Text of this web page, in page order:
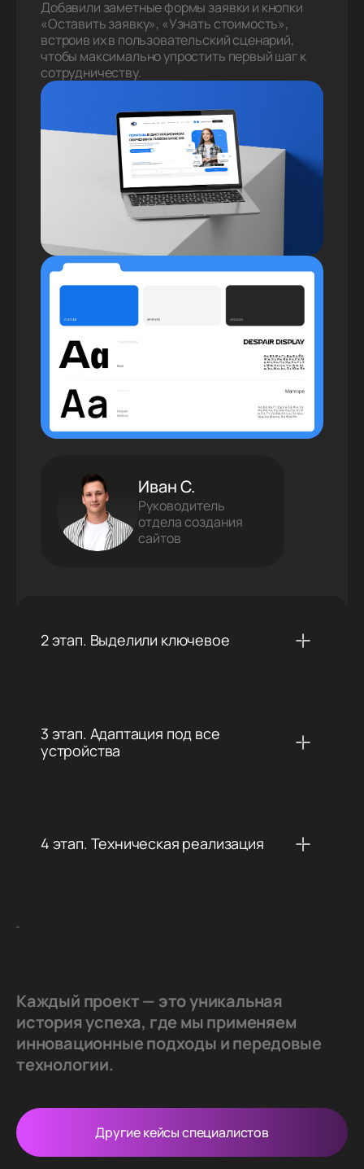
Добавили заметные формы заявки и кнопки
«Оставить заявку», «Узнать стоимость»,
встроив их в пользовательский сценарий,
чтобы максимально упростить первый шаг к
сотрудничеству.
Иван С.
Руководитель
отдела создания
сайтов
2 этап. Выделили ключевое
3 этап. Адаптация под все
устройства
4 этап. Техническая реализация
Каждый проект — это уникальная
история успеха, где мы применяем
инновационные подходы и передовые
технологии.
Другие кейсы специалистов